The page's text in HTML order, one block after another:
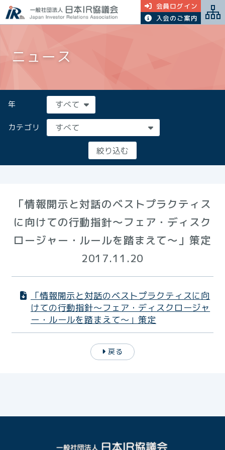
会員ログイン
入会のご案内
ニュース
年
カテゴリ
「情報開示と対話のベストプラクティス
に向けての行動指針～フェア・ディスク
ロージャー・ルールを踏まえて～」策定
2017.11.20
「情報開示と対話のベストプラクティスに向
けての行動指針～フェア・ディスクロージャ
ー・ルールを踏まえて～」策定
戻る